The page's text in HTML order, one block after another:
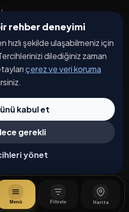
rehber deneyimi
hızlı şekilde ulaşabilmeniz için
dilediğiniz zaman
çerez ve veri koruma
kabul et
gerekli
yönet
Menü Filtrele Harita